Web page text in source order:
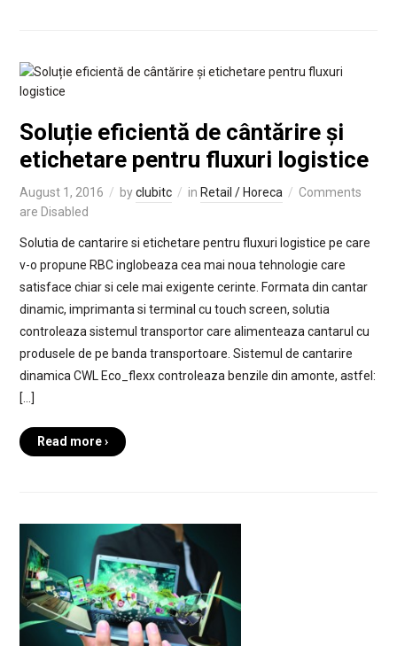
Soluție eficientă de cântărire și
etichetare pentru fluxuri logistice
August 1, 2016 byclubitc in Retail / Horeca
Comments
are Disabled
Solutia de cantarire si etichetare pentru fluxuri logistice pe care
v-o propune RBC inglobeaza cea mai noua tehnologie care
satisface chiar si cele mai exigente cerinte. Formata din cantar
dinamic, imprimanta si terminal cu touch screen, solutia
controleaza sistemul transportor care alimenteaza cantarul cu
produsele de pe banda transportoare. Sistemul de cantarire
dinamica CWL Eco_flexx controleaza benzile din amonte, astfel:
[…]
Read more ›